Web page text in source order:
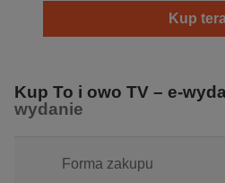
innowacyjne technologie
160 filmów na cały tydzień,
ze świata filmu i telewizji.
Kup
Kup To i owo TV – e-
wydanie
Forma zakupu